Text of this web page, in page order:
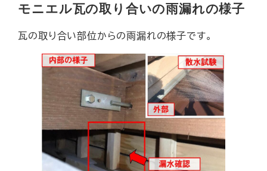
モニエル瓦の取り合いの雨漏れの様子
瓦の取り合い部位からの雨漏れの様子です。